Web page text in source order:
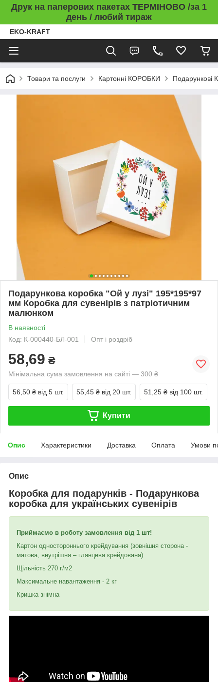
Друк на паперових пакетах ТЕРМІНОВО /за 1
день / любий тираж
EKO-KRAFT
Товари та послуги Картонні КОРОБКИ Подарункові
Подарункова коробка "Ой у лузі" 195*195*97
мм Коробка для сувенірів з патріотичним
малюнком
В наявності
Код: К-000440-БЛ-001
Опт і роздріб
58,69 ₴
Мінімальна сума замовлення на сайті — 300 ₴
56,50 ₴ від 5 шт. 55,45 ₴ від 20 шт. 51,25 ₴ від 100 шт.
Купити
Опис Характеристики Доставка Оплата Умови
Опис
Коробка для подарунків - Подарункова
коробка для українських сувенірів
Приймаємо в роботу замовлення від 1 шт!
Картон одностороннього крейдування (зовнішня сторона -
матова, внутрішня – глянцева крейдована)
Щільність 270 г/м2
Максимальне навантаження - 2 кг
Кришка знімна